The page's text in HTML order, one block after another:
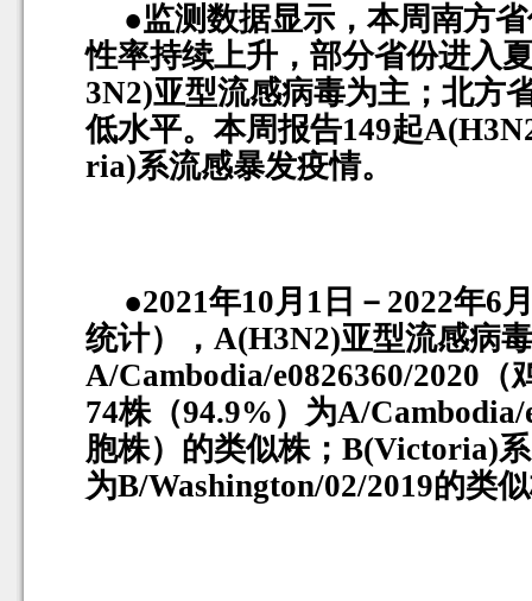
●监测数据显示，本周南方
性率持续上升，部分省份进入
3N2)亚型流感病毒为主；北方
低水平。本周报告149起
ria)系流感暴发疫情。
●2021年10月 1 日－ 2022年6
统计）， A(H3N2)亚型流感病毒
A/Cambodia/e0826360/2020
74株（94.9% ）为A/Cambodia/
胞株）的类似株； B(Victoria)系
为B/Washington/02/2019的类